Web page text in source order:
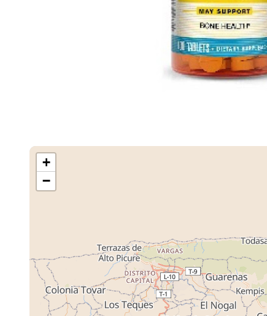
+
−
Cargando
Tiendas ...